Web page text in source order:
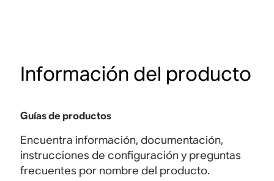
Información del producto
Guías de productos
Encuentra información, documentación,
instrucciones de configuración y preguntas
frecuentes por nombre del producto.